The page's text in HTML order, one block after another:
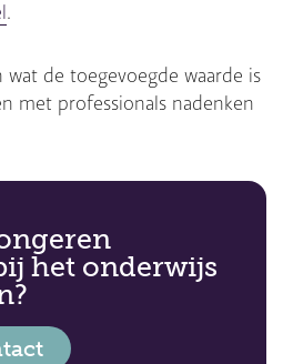
.
wat de toegevoegde waarde is
met professionals nadenken
het onderwijs